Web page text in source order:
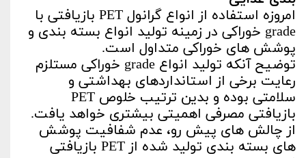
امروزه استفاده از انواع گرانول PET بازیافتی با
grade خوراکی در زمینه تولید انواع بسته بندی و
پوشش های خوراکی متداول است.
توضیح آنکه تولید انواع grade خوراکی مستلزم
رعایت برخی از استانداردهای بهداشتی و
سلامتی بوده و بدین ترتیب خلوص PET
بازیافتی مصرفی اهمیتی بیشتری خواهد یافت.
از چالش های پیش رو، عدم شفافیت پوشش
های بسته بندی تولید شده از PET بازیافتی